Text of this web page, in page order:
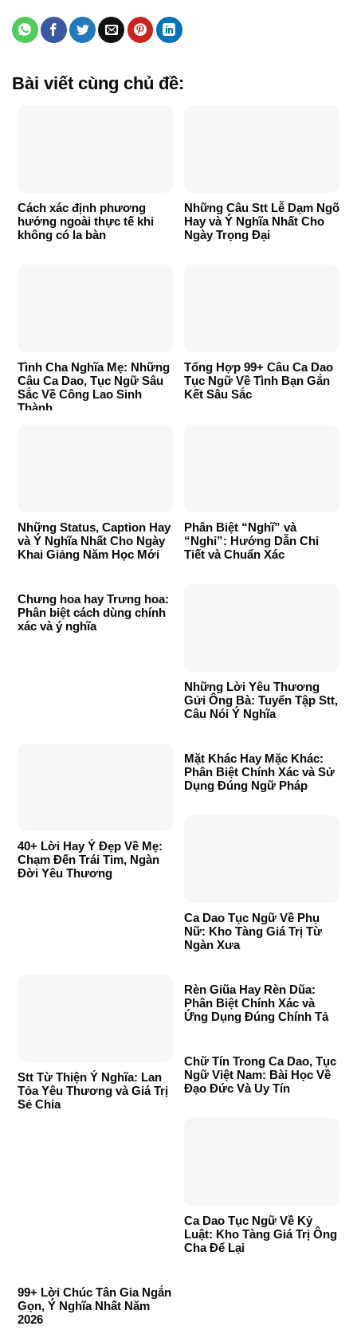
Bài viết cùng chủ đề:
Cách xác định phương
hướng ngoài thực tế khi
không có la bàn
Những Câu Stt Lễ Dạm Ngõ
Hay và Ý Nghĩa Nhất Cho
Ngày Trọng Đại
Tình Cha Nghĩa Mẹ: Những
Câu Ca Dao, Tục Ngữ Sâu
Sắc Về Công Lao Sinh
Thành
Tổng Hợp 99+ Câu Ca Dao
Tục Ngữ Về Tình Bạn Gắn
Kết Sâu Sắc
Những Status, Caption Hay
và Ý Nghĩa Nhất Cho Ngày
Khai Giảng Năm Học Mới
Phân Biệt “Nghĩ” và
“Nghỉ”: Hướng Dẫn Chi
Tiết và Chuẩn Xác
Chưng hoa hay Trưng hoa:
Phân biệt cách dùng chính
xác và ý nghĩa
Những Lời Yêu Thương
Gửi Ông Bà: Tuyển Tập Stt,
Câu Nói Ý Nghĩa
40+ Lời Hay Ý Đẹp Về Mẹ:
Chạm Đến Trái Tim, Ngàn
Đời Yêu Thương
Mặt Khác Hay Mặc Khác:
Phân Biệt Chính Xác và Sử
Dụng Đúng Ngữ Pháp
Ca Dao Tục Ngữ Về Phụ
Nữ: Kho Tàng Giá Trị Từ
Ngàn Xưa
Stt Từ Thiện Ý Nghĩa: Lan
Tỏa Yêu Thương và Giá Trị
Sẻ Chia
Rèn Giũa Hay Rèn Dũa:
Phân Biệt Chính Xác và
Ứng Dụng Đúng Chính Tả
Chữ Tín Trong Ca Dao, Tục
Ngữ Việt Nam: Bài Học Về
Đạo Đức Và Uy Tín
Ca Dao Tục Ngữ Về Kỷ
Luật: Kho Tàng Giá Trị Ông
Cha Để Lại
99+ Lời Chúc Tân Gia Ngắn
Gọn, Ý Nghĩa Nhất Năm
2026